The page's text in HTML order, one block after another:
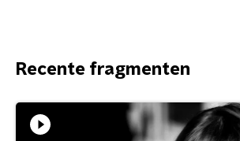
Recente fragmenten